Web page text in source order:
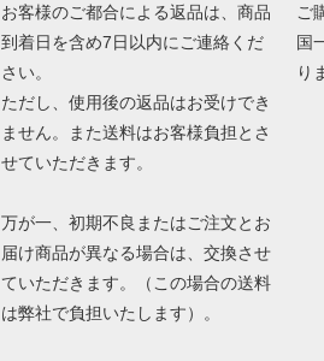
お客様のご都合による返品は、商品
到着日を含め7日以内にご連絡くだ
さい。
ただし、使用後の返品はお受けでき
ません。また送料はお客様負担とさ
せていただきます。
万が一、初期不良またはご注文とお
届け商品が異なる場合は、交換させ
ていただきます。（この場合の送料
は弊社で負担いたします）。
ご
国
り